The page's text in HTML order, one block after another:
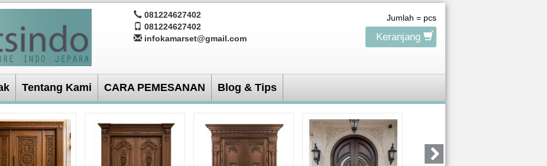
081224627402
081224627402
infokamarset@gmail.com
Jumlah = pcs
Keranjang
Tentang Kami CARA PEMESANAN Blog & Tips